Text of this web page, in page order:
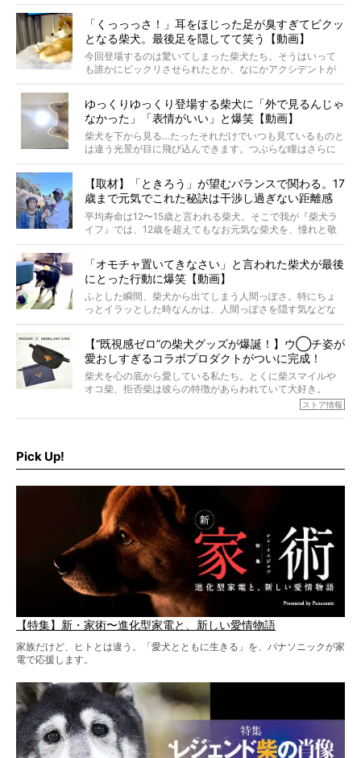
がるのでしょうか。
最近版画製作を始めた、お笑いコンビ「ニューヨーク」の
屋敷裕政さんに、拒否柴を掘っていただきました！ イン
タビューと合わせてご覧ください。
「くっっっさ！」耳をほじった足が臭すぎてビクッ
となる柴犬。最後足を隠してて笑う【動画】
今回登場するのは驚いてしまった柴犬たち。そうはいって
も誰かにビックリさせられたとか、なにかアクシデントが
起きたとか、そういうことが原因ではありません。全ての
ゆっくりゆっくり登場する柴犬に「外で見るんじゃ
なかった」「表情がいい」と爆笑【動画】
柴犬を下から見る…たったそれだけでいつも見ているものと
は違う光景が目に飛び込んできます。つぶらな瞳はさらに
つぶらに見え、モフモフのお顔はさらにモフモフに見えま
【取材】「ときろう」が望むバランスで関わる。17
歳まで元気でこれた秘訣は干渉し過ぎない距離感
#38ときろう
平均寿命は12〜15歳と言われる柴犬。そこで我が『柴犬ラ
イフ』では、12歳を超えてもなお元気な柴犬を、憧れと敬
意を込めて“レジェンド柴”と呼んでいます。 この特集で
ォーカスし、その元気の秘訣や、老犬と暮らすうえで大切
だと思うことを、オーナーさんに語っていただきます。今
回登場してくれたのは、17歳のときろうくん。小さい頃か
ら食が細かったため、何でも食べさせてきたということで
「オモチャ置いてきなさい」と言われた柴犬が最後
にとった行動に爆笑【動画】
ふとした瞬間、柴犬から出てしまう人間っぽさ。特にちょ
っとイラッとした時なんかは、人間っぽさを隠す気などな
いように見えます。もしかして本当の本当は、中身は人間
【“既視感ゼロ”の柴犬グッズが爆誕！】ウ◯チ姿が
愛おしすぎるコラボプロダクトがついに完成！
柴犬を心の底から愛している私たち。とくに柴スマイルや
オコ柴、拒否柴は彼らの特徴があらわれていて大好き。
でもちょっと待て…もうひとつ、忘れてはならない愛おしい
ストア情報
Pick Up!
【特集】新・家術〜進化型家電と、新しい愛情物語
家族だけど、ヒトとは違う。「愛犬とともに生きる」を、パナソニックが家
電で応援します。